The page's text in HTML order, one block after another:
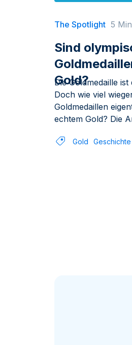
The Spotlight 5
Sind
Gold?
Die Goldmedaille
Doch wie viel
Goldmedaillen
echtem Gold? Die
Gold Geschichte